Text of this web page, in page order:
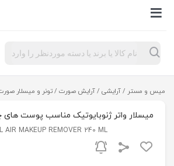
Products
search
میس و مستر /آرایشی /آرایش صورت /تونر و میسلار
میسلار واتر ژنوبایوتیک مناسب پوست
AIR MAKEUP REMOVER 240 ML